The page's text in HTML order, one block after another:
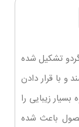
تشکیل شده
و با قرار دادن
زیبایی را
باعث شده